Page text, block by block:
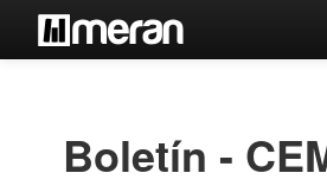
Estantes Virtuales
Boletín -